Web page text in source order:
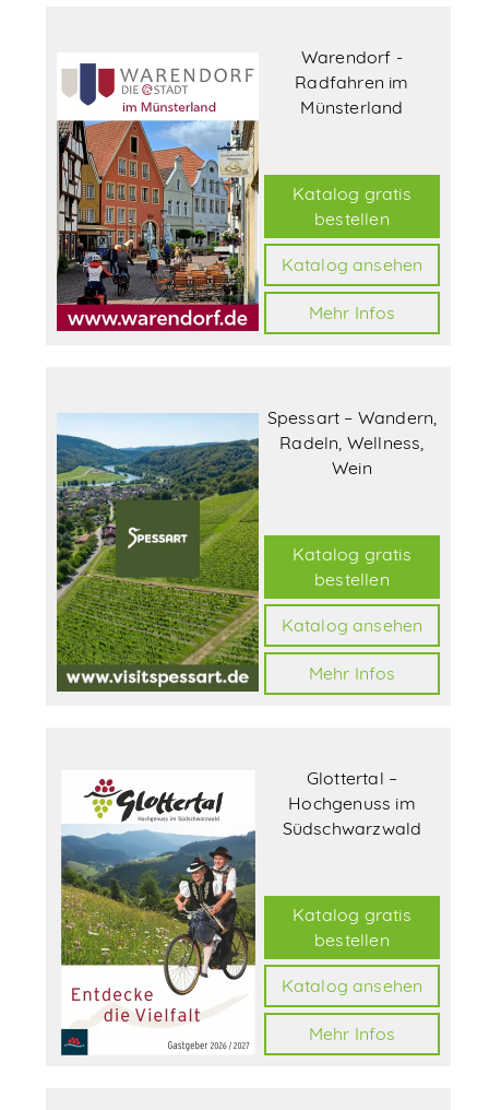
Warendorf -
Radfahren im
Münsterland
Katalog gratis
bestellen
Katalog ansehen
Mehr Infos
Spessart – Wandern,
Radeln, Wellness,
Wein
Katalog gratis
bestellen
Katalog ansehen
Mehr Infos
Glottertal –
Hochgenuss im
Südschwarzwald
Katalog gratis
bestellen
Katalog ansehen
Mehr Infos